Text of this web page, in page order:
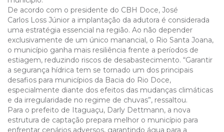
De acordo com o presidente do CBH Doce, José
Carlos Loss Júnior a implantação da adutora é considerada
uma estratégia essencial na região. Ao não depender
exclusivamente de um único manancial, o Rio Santa Joana,
o município ganha mais resiliência frente a períodos de
estiagem, reduzindo riscos de desabastecimento. “Garantir
a segurança hídrica tem se tornado um dos principais
desafios para municípios da Bacia do Rio Doce,
especialmente diante dos efeitos das mudanças climáticas
e da irregularidade no regime de chuvas”, ressaltou.
Para o prefeito de Itaguaçu, Darly Dettmann, a nova
estrutura de captação prepara melhor o município para
enfrentar cenários adversos, garantindo água para a